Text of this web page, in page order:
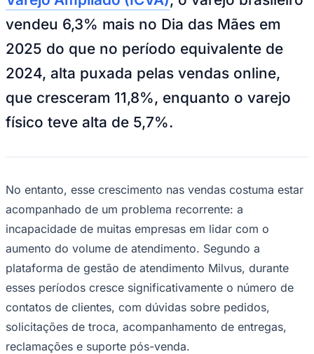
NBA
NFL
Fórmula 1
UFC
Tênis (ATP)
MLB
NHL
Atletismo
Vôlei
NBB
Paulistão
Copa do Brasil
Libertadores
Sul-Americana
Copa América
Champions League
Premier League
Bundesliga
Mundial 2026
Times - Ir direto
vendeu 6,3% mais no Dia das Mães em
2025 do que no período equivalente de
2024, alta puxada pelas vendas online,
que cresceram 11,8%, enquanto o varejo
físico teve alta de 5,7%.
No entanto, esse crescimento nas vendas costuma estar
acompanhado de um problema recorrente: a
incapacidade de muitas empresas em lidar com o
aumento do volume de atendimento. Segundo a
plataforma de gestão de atendimento Milvus, durante
esses períodos cresce significativamente o número de
contatos de clientes, com dúvidas sobre pedidos,
solicitações de troca, acompanhamento de entregas,
reclamações e suporte pós-venda.